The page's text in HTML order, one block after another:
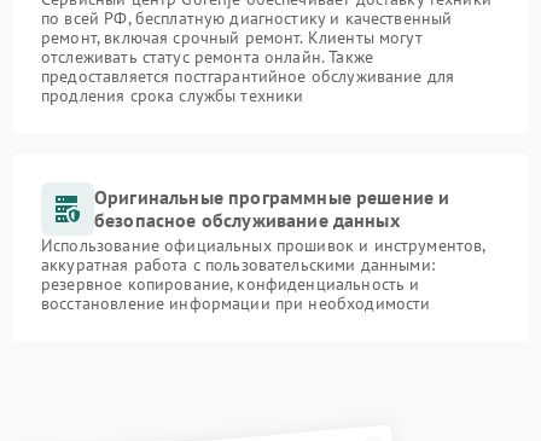
по всей РФ, бесплатную диагностику и качественный
ремонт, включая срочный ремонт. Клиенты могут
отслеживать статус ремонта онлайн. Также
предоставляется постгарантийное обслуживание для
продления срока службы техники
Оригинальные программные решение и
безопасное обслуживание данных
Использование официальных прошивок и инструментов,
аккуратная работа с пользовательскими данными:
резервное копирование, конфиденциальность и
восстановление информации при необходимости